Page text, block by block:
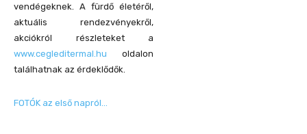
vendégeknek. A fürdő életéről,
aktuális rendezvényekről,
akciókról részleteket a
www.cegleditermal.hu oldalon
találhatnak az érdeklődők.
FOTÓK az első napról…